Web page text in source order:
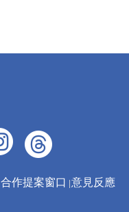
合作提案窗口 意見反應